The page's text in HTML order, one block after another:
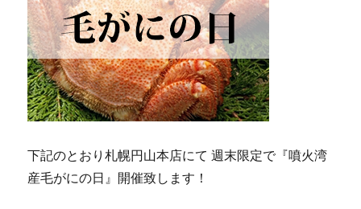
下記のとおり札幌円山本店にて 週末限定で『噴火湾
産毛がにの日』開催致します！